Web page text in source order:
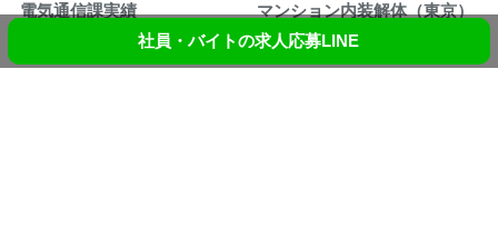
電気通信課実績 マンション内装解体（東京）
社員・バイトの求人応募LINE